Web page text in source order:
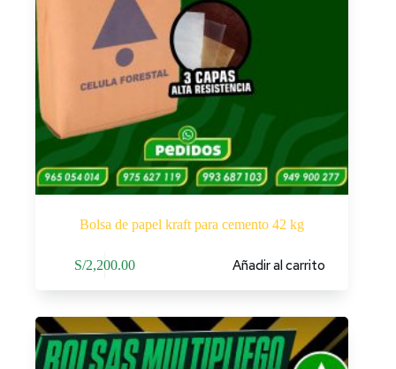
Bolsa de papel kraft para cemento 42 kg
S/2,200.00 Añadir al carrito